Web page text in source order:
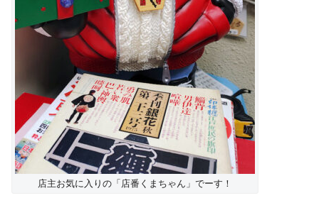
店主お気に入りの「店番くまちゃん」でーす！